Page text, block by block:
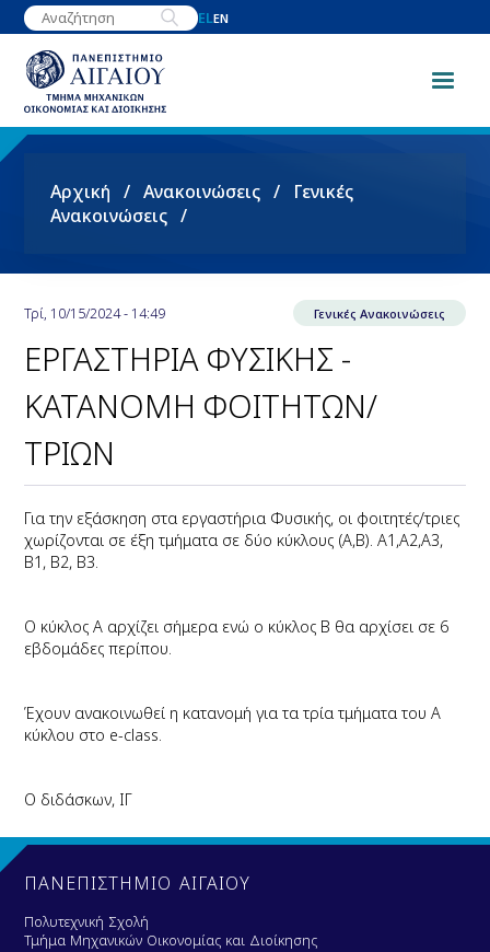
Παράκαμψη
προς
κυρίως
περιεχόμενο
ELEN
Breadcrumb
Αρχική Ανακοινώσεις
Γενικές
Ανακοινώσεις
Τρί, 10/15/2024 - 14:49 Γενικές Ανακοινώσεις
ΕΡΓΑΣΤΗΡΙΑ ΦΥΣΙΚΗΣ -
ΚΑΤΑΝΟΜΗ ΦΟΙΤΗΤΩΝ/
ΤΡΙΩΝ
Για την εξάσκηση στα εργαστήρια Φυσικής, οι φοιτητές/τριες
χωρίζονται σε έξη τμήματα σε δύο κύκλους (Α,Β). Α1,Α2,Α3,
Β1, Β2, Β3.
Ο κύκλος Α αρχίζει σήμερα ενώ ο κύκλος Β θα αρχίσει σε 6
εβδομάδες περίπου.
Έχουν ανακοινωθεί η κατανομή για τα τρία τμήματα του Α
κύκλου στο e-class.
Ο διδάσκων, ΙΓ
ΠΑΝΕΠΙΣΤΗΜΙΟ ΑΙΓΑΙΟΥ
Πολυτεχνική Σχολή
Τμήμα Μηχανικών Οικονομίας και Διοίκησης